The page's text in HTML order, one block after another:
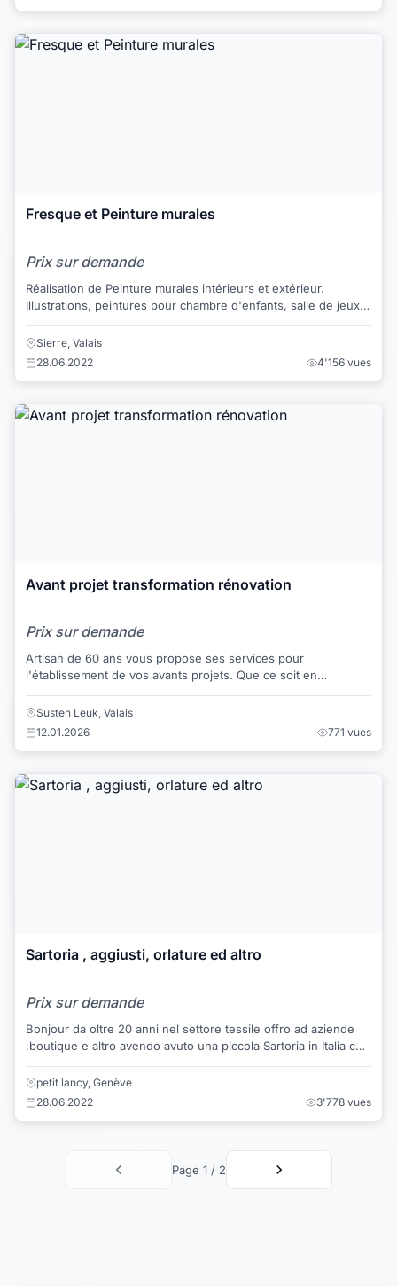
Fresque et Peinture murales
Prix sur demande
Réalisation de Peinture murales intérieurs et extérieur.
Illustrations, peintures pour chambre d'enfants, salle de jeux.
Sierre, Valais
28.06.2022
4'156 vues
Avant projet transformation rénovation
Prix sur demande
Artisan de 60 ans vous propose ses services pour
l'établissement de vos avants projets. Que ce soit en
transformation, rénovation et construction. Tar...
Susten Leuk, Valais
12.01.2026
771 vues
Sartoria , aggiusti, orlature ed altro
Prix sur demande
Bonjour da oltre 20 anni nel settore tessile offro ad aziende
,boutique e altro avendo avuto una piccola Sartoria in Italia con
petit lancy, Genève
28.06.2022
3'778 vues
Page 1 / 2